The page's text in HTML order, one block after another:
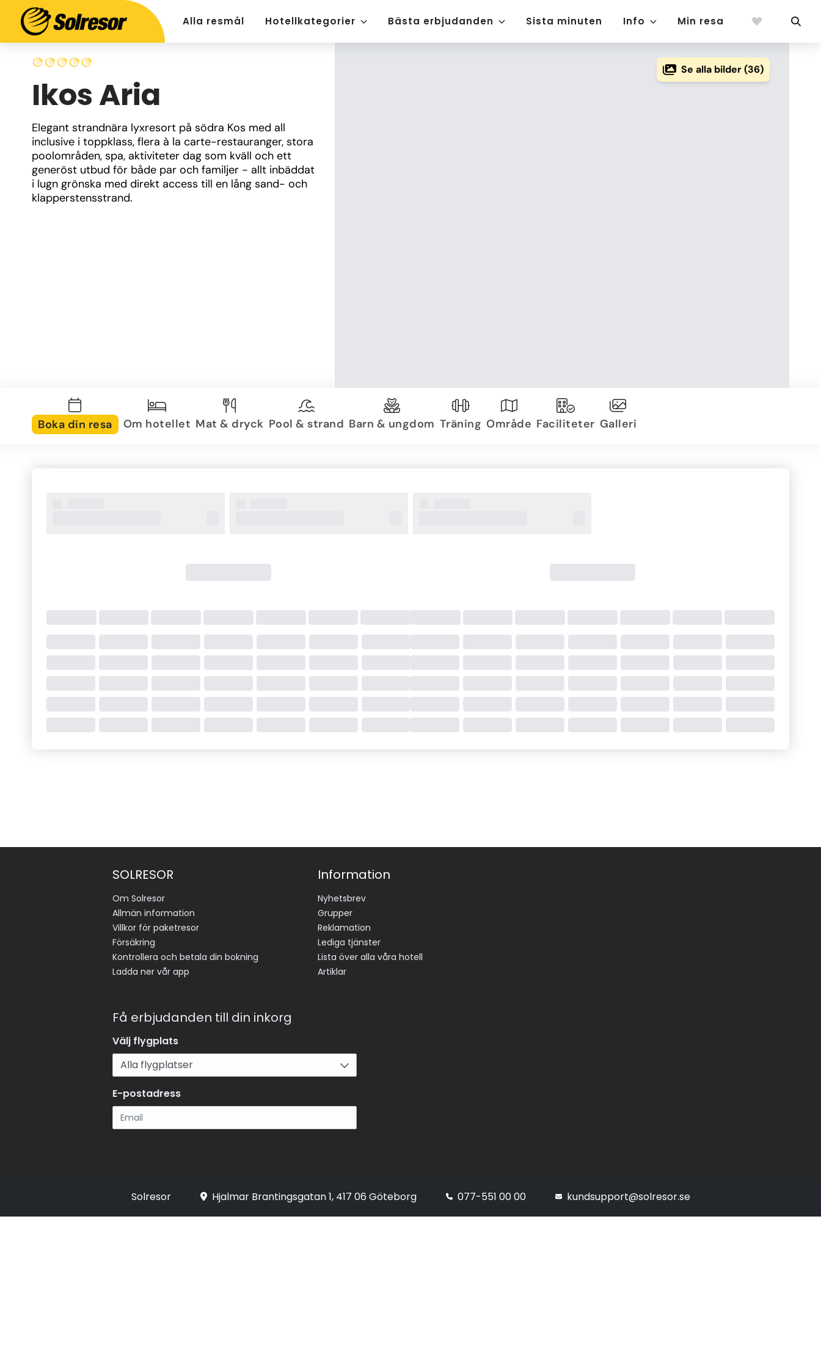
Alla resmål Hotellkategorier Bästa erbjudanden Sista minuten Info Min resa
Ikos Aria
Elegant strandnära lyxresort på södra Kos med all
inclusive i toppklass, flera à la carte-restauranger, stora
poolområden, spa, aktiviteter dag som kväll och ett
generöst utbud för både par och familjer - allt inbäddat
i lugn grönska med direkt access till en lång sand- och
klapperstensstrand.
Se alla bilder (36)
Boka din resa Om hotellet Mat & dryck Pool & strand Barn & ungdom Träning Område Faciliteter Galleri
SOLRESOR
Om Solresor
Allmän information
Villkor för paketresor
Försäkring
Kontrollera och betala din bokning
Ladda ner vår app
Information
Nyhetsbrev
Grupper
Reklamation
Lediga tjänster
Lista över alla våra hotell
Artiklar
Få erbjudanden till din inkorg
Välj flygplats
E-postadress
Solresor Hjalmar Brantingsgatan 1, 417 06 Göteborg 077-551 00 00 kundsupport@solresor.se